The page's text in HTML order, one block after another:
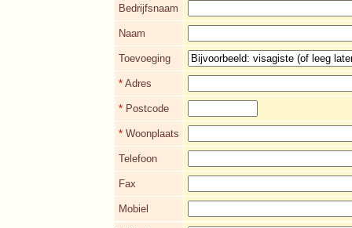
Bedrijfsnaam
Naam
Toevoeging
* Adres
* Postcode
* Woonplaats
Telefoon
Fax
Mobiel